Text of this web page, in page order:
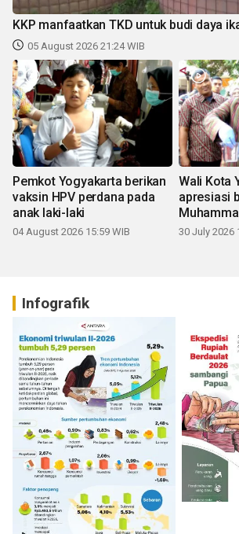
KKP manfaatkan TKD untuk budi daya
05 August 2026 21:24 WIB
Pemkot Yogyakarta berikan
vaksin HPV perdana pada
anak laki-laki
04 August 2026 15:59 WIB
Wali Kota
apresiasi
30 July 2026
Infografik